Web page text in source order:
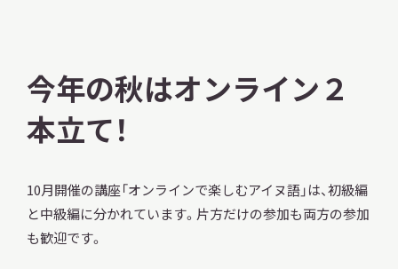
今年の秋はオンライン２
本立て！
10月開催の講座「オンラインで楽しむアイヌ語」は、初級編
と中級編に分かれています。片方だけの参加も両方の参加
も歓迎です。